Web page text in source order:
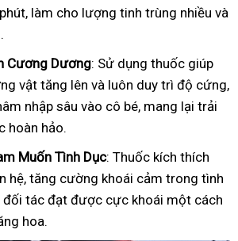
làm cho lượng tinh trùng nhiều và
Cương Dương: Sử dụng thuốc giúp
vật tăng lên và luôn duy trì độ cứng,
nhập sâu vào cô bé, mang lại trải
hoàn hảo.
Muốn Tình Dục: Thuốc kích thích
hệ, tăng cường khoái cảm trong tình
đối tác đạt được cực khoái một cách
hoa.